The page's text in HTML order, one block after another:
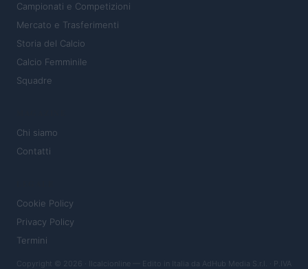
Campionati e Competizioni
Mercato e Trasferimenti
Storia del Calcio
Calcio Femminile
Squadre
Chi siamo
Contatti
Cookie Policy
Privacy Policy
Termini
Copyright © 2026 · Ilcalcionline — Edito in Italia da AdHub Media S.r.l. · P.IVA